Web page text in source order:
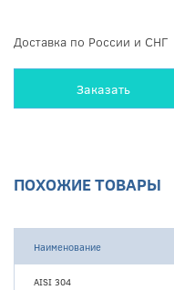
Доставка по России и СНГ
Заказать
ПОХОЖИЕ ТОВАРЫ
Наименование
AISI 304